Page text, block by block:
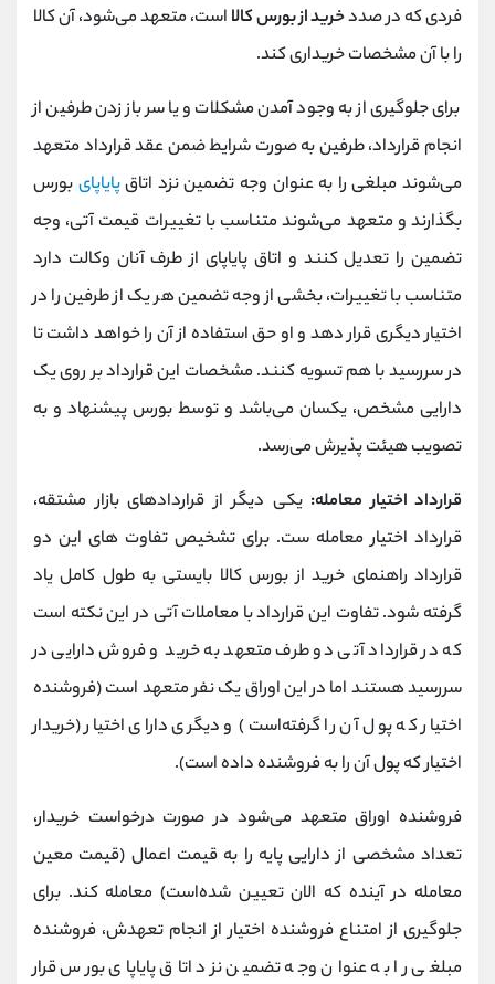
فردی که در صددخرید از بورس کالا است، متعهد می‌شود، آن کالا
را با آن مشخصات خریداری کند.
برای جلوگیری از به وجود آمدن مشکلات و یا سر باز زدن طرفین از
انجام قرارداد، طرفین به صورت شرایط ضمن عقد قرارداد متعهد
می‌شوند مبلغی را به عنوان وجه تضمین نزد اتاقپایاپای بورس
بگذارند و متعهد می‌شوند متناسب با تغییرات قیمت آتی، وجه
تضمین را تعدیل کنند و اتاق پایاپای از طرف آنان وکالت دارد
متناسب با تغییرات، بخشی از وجه تضمین هر یک از طرفین را در
اختیار دیگری قرار دهد و او حق استفاده از آن را خواهد داشت تا
در سررسید با هم تسویه کنند. مشخصات این قرارداد بر روی یک
دارایی مشخص، یکسان می‌باشد و توسط بورس پیشنهاد و به
تصویب هیئت پذیرش می‌رسد.
قرارداد اختیار معامله: یکی دیگر از قراردادهای بازار مشتقه،
قرارداد اختیار معامله ست. برای تشخیص تفاوت های این دو
قرارداد راهنمای خرید از بورس کالا بایستی به طول کامل یاد
گرفته شود. تفاوت این قرارداد با معاملات آتی در این نکته است
که در قرارداد آتی دو طرف متعهد به خرید و فروش دارایی در
سررسید هستند اما در این اوراق یک نفر متعهد است (فروشنده
اختیار که پول آن را گرفته‌است) و دیگری دارای اختیار (خریدار
اختیار که پول آن را به فروشنده داده است).
فروشنده اوراق متعهد می‌شود در صورت درخواست خریدار،
تعداد مشخصی از دارایی پایه را به قیمت اعمال (قیمت معین
معامله در آینده که الان تعیین شده‌است) معامله کند. برای
جلوگیری از امتناع فروشنده اختیار از انجام تعهدش، فروشنده
مبلغی را به عنوان وجه تضمین نزد اتاق پایاپای بورس قرار